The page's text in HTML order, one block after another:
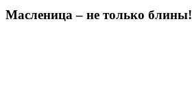
Масленица – не только блины!